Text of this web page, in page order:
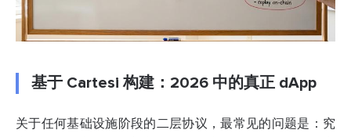
基于 Cartesi 构建：2026 中的真正 dApp
关于任何基础设施阶段的二层协议，最常见的问题是：究